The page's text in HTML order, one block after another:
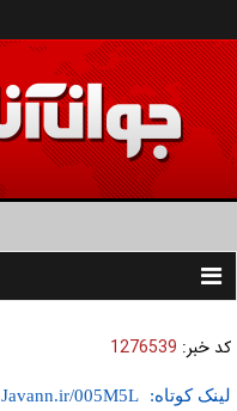
Toggle
کد خبر: 1276539
لینک کوتاه: